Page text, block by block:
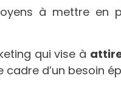
à mettre en
qui vise à
cadre d’un besoin